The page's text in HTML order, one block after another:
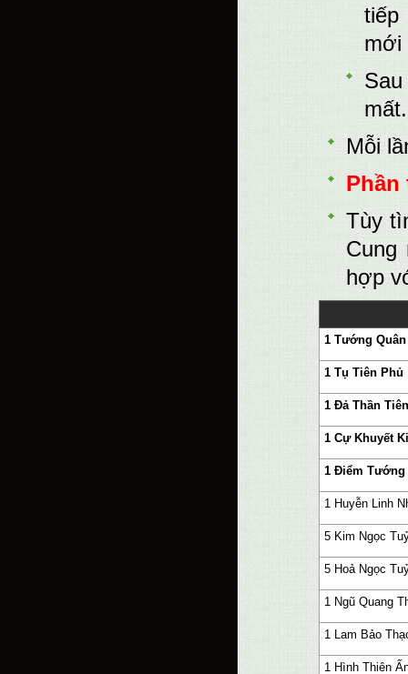
tiếp
mới
mất.
Mỗi
Tùy
Cung
hợp
1 Tướng
1 Tụ Tiên Phủ
1 Đả Thần Tiên
1 Cự Khuyết
1 Điểm Tướng
1 Huyễn Linh
5 Kim Ngọc
5 Hoả Ngọc
1 Ngũ Quang
1 Lam Bảo
1 Hình Thiên